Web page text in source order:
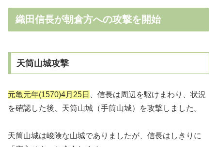
織田信長が朝倉方への攻撃を開始
天筒山城攻撃
元亀元年(1570)4月25日 、信長は周辺を駆けまわり、状況
を確認した後、天筒山城（手筒山城）を攻撃しました。
天筒山城は峻険な山城でありましたが、信長はしきりに